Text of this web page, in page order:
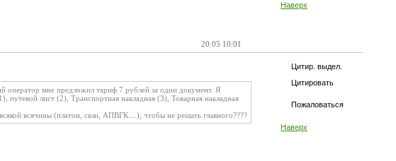
Наверх
20.05 10:01
Цитир. выдел.
Цитировать
Пожаловаться
Наверх
оператор мне предложил тариф 7 рублей за один документ. Я
лист (2), Транспортная накладная (3), Товарная накладная
всячины (платон, скзи, АПВГК....), чтобы не решать главного????